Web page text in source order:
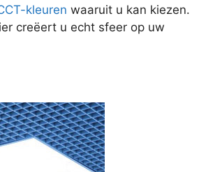
kleuren waaruit u kan kiezen.
creëert u echt sfeer op uw